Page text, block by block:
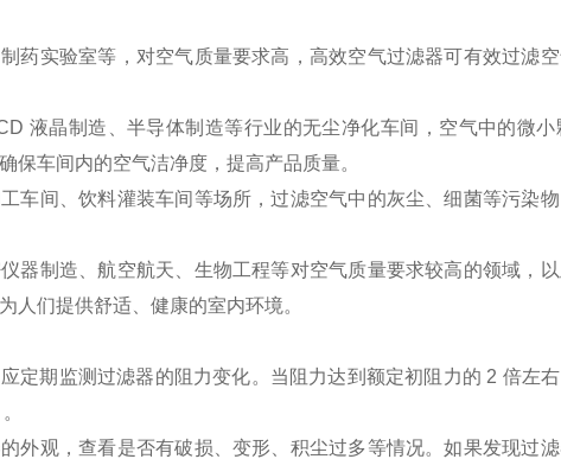
药实验室等，对空气质量要求高，高效空气过滤器可有效过滤
液晶制造、半导体制造等行业的无尘净化车间，空气中的微
保车间内的空气洁净度，提高产品质量。
车间、饮料灌装车间等场所，过滤空气中的灰尘、细菌等污染
仪器制造、航空航天、生物工程等对空气质量要求较高的领域，
人们提供舒适、健康的室内环境。
定期监测过滤器的阻力变化。当阻力达到额定初阻力的 2 倍左
。
的外观，查看是否有破损、变形、积尘过多等情况。如果发现过